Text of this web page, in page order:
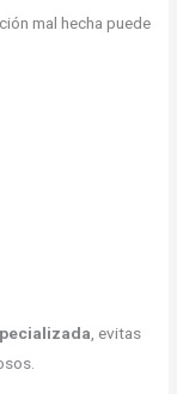
mal hecha puede
, evitas